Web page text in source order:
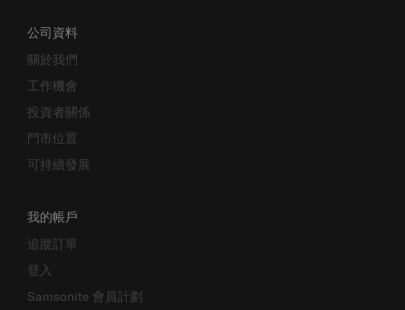
關於我們
工作機會
投資者關係
門市位置
可持續發展
追蹤訂單
登入
Samsonite 會員計劃